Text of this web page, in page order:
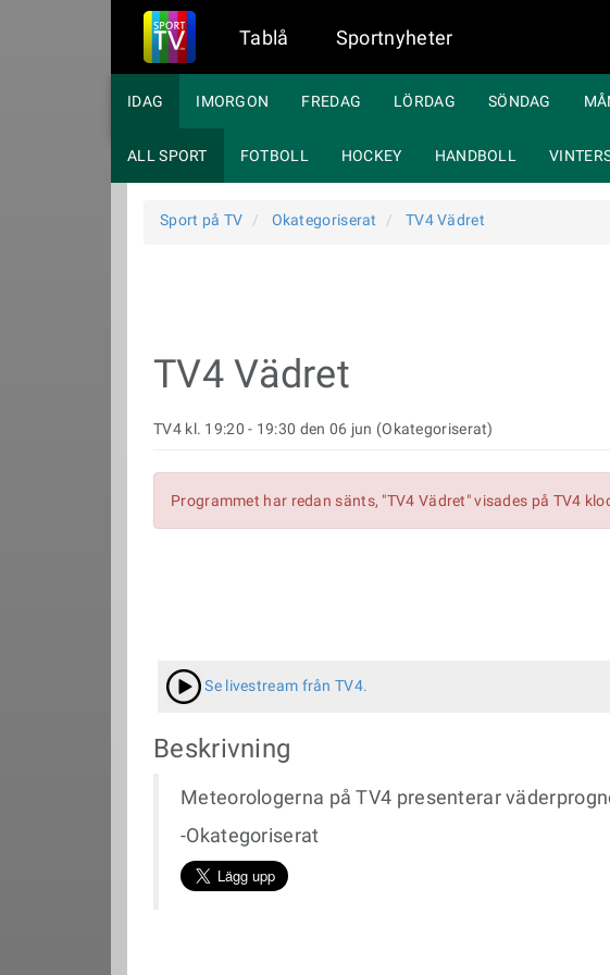
Tablå Sportnyheter
IDAG IMORGON FREDAG LÖRDAG SÖNDAG
ALL SPORT FOTBOLL HOCKEY HANDBOLL
Sport på TV Okategoriserat TV4 Vädret
TV4 Vädret
TV4 kl. 19:20 - 19:30 den 06 jun (Okategoriserat)
Programmet har redan sänts, "TV4 Vädret" visades på TV4
Se livestream från TV4.
Beskrivning
Meteorologerna på TV4 presenterar
-Okategoriserat